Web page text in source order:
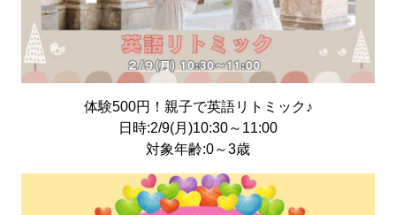
体験500円！親子で英語リトミック♪
日時:2/9(月)10:30～11:00
対象年齢:0～3歳